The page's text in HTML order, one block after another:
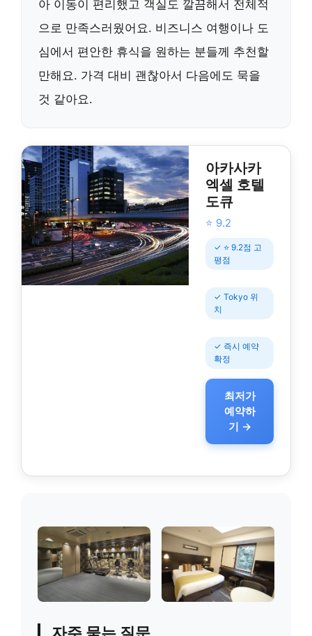
아 이동이 편리했고 객실도 깔끔해서 전체적
으로 만족스러웠어요. 비즈니스 여행이나 도
심에서 편안한 휴식을 원하는 분들께 추천할
만해요. 가격 대비 괜찮아서 다음에도 묵을
것 같아요.
아카사카
엑셀 호텔
도큐
⭐ 9.2
✓ ⭐ 9.2점 고
평점
✓ Tokyo 위
치
✓ 즉시 예약
확정
최저가
예약하
기 →